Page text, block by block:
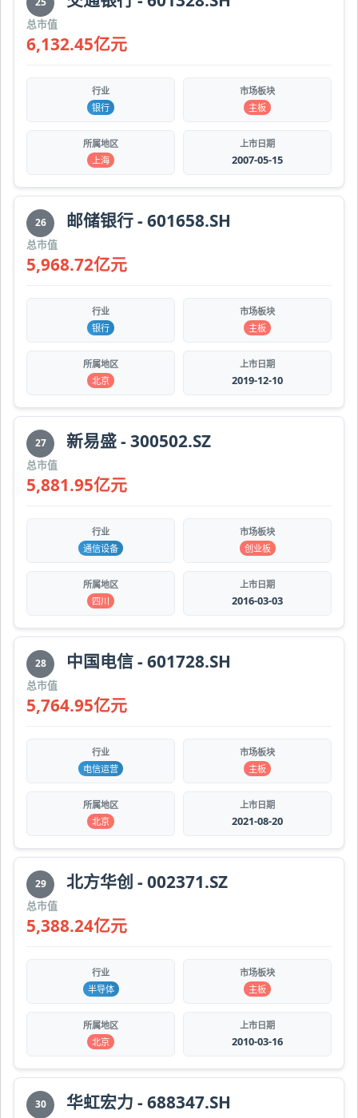
总市值
6,132.45亿元
行业
银行
市场板块
主板
所属地区
上海
上市日期
2007-05-15
26 邮储银行 - 601658.SH
总市值
5,968.72亿元
行业
银行
市场板块
主板
所属地区
北京
上市日期
2019-12-10
27 新易盛 - 300502.SZ
总市值
5,881.95亿元
行业
通信设备
市场板块
创业板
所属地区
四川
上市日期
2016-03-03
28 中国电信 - 601728.SH
总市值
5,764.95亿元
行业
电信运营
市场板块
主板
所属地区
北京
上市日期
2021-08-20
29 北方华创 - 002371.SZ
总市值
5,388.24亿元
行业
半导体
市场板块
主板
所属地区
北京
上市日期
2010-03-16
30 华虹宏力 - 688347.SH